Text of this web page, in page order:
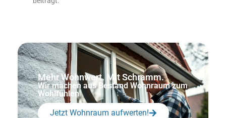
Mehr Wohnwert. Mit Schramm.
Wir machen aus Bestand Wohnraum zum
Wohlfühlen
Jetzt Wohnraum aufwerten!